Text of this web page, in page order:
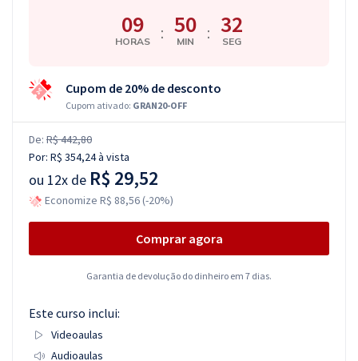
09
HORAS : 50
MIN : 31
SEG
Cupom de 20% de desconto
Cupom ativado: GRAN20-OFF
De: R$ 442,80
Por: R$ 354,24à vista
ou 12x de R$ 29,52
Economize R$ 88,56 (-20%)
Comprar agora
Garantia de devolução do dinheiro em 7 dias.
Este curso inclui:
Videoaulas
Audioaulas